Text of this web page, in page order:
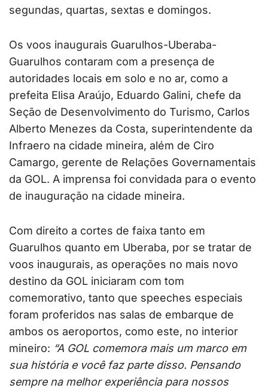
segundas, quartas, sextas e domingos.
Os voos inaugurais Guarulhos-Uberaba-
Guarulhos contaram com a presença de
autoridades locais em solo e no ar, como a
prefeita Elisa Araújo, Eduardo Galini, chefe da
Seção de Desenvolvimento do Turismo, Carlos
Alberto Menezes da Costa, superintendente da
Infraero na cidade mineira, além de Ciro
Camargo, gerente de Relações Governamentais
da GOL. A imprensa foi convidada para o evento
de inauguração na cidade mineira.
Com direito a cortes de faixa tanto em
Guarulhos quanto em Uberaba, por se tratar de
voos inaugurais, as operações no mais novo
destino da GOL iniciaram com tom
comemorativo, tanto que speeches especiais
foram proferidos nas salas de embarque de
ambos os aeroportos, como este, no interior
mineiro: “A GOL comemora mais um marco em
sua história e você faz parte disso. Pensando
sempre na melhor experiência para nossos